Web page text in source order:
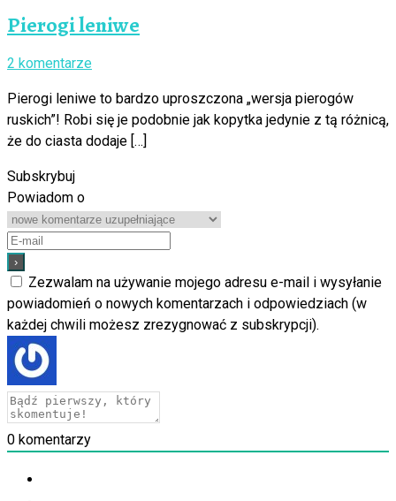
Pierogi leniwe
2 komentarze
Pierogi leniwe to bardzo uproszczona „wersja pierogów
ruskich”! Robi się je podobnie jak kopytka jedynie z tą różnicą,
że do ciasta dodaje […]
Subskrybuj
Powiadom o
Zezwalam na używanie mojego adresu e-mail i wysyłanie
powiadomień o nowych komentarzach i odpowiedziach (w
każdej chwili możesz zrezygnować z subskrypcji).
0 komentarzy